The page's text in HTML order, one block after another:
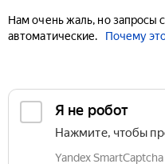
Нам очень жаль, но запросы
автоматические.
Почему